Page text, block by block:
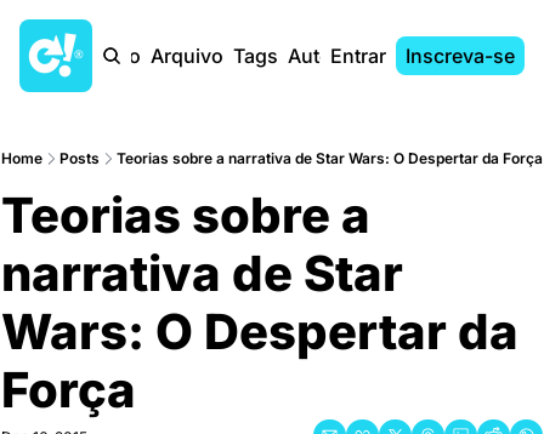
Início Arquivo Tags AutoresEntrar Inscreva-se
Home Posts Teorias sobre a narrativa de Star Wars: O Despertar da Força
Teorias sobre a
narrativa de Star
Wars: O Despertar da
Força